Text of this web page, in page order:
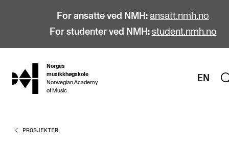
For ansatte ved NMH: ansatt.nmh.no
For studenter ved NMH: student.nmh.no
hjem
Norges
musikkhøgskole
Norwegian Academy
of Music
EN
STUDIER
PROSJEKTER